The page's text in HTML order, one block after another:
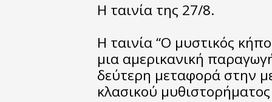
Η ταινία της 27/8.
Η ταινία “Ο μυστικός
μια αμερικανική
δεύτερη μεταφορά στην
κλασικού